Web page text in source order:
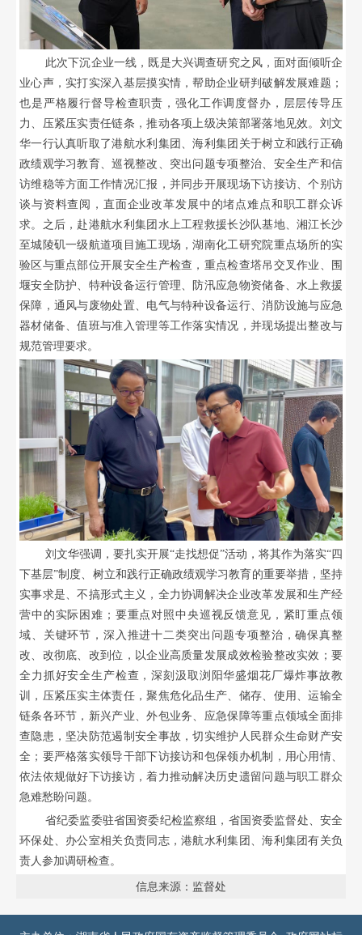
此次下沉企业一线，既是大兴调查研究之风，面对面倾听企
业心声，实打实深入基层摸实情，帮助企业研判破解发展难题；
也是严格履行督导检查职责，强化工作调度督办，层层传导压
力、压紧压实责任链条，推动各项上级决策部署落地见效。刘文
华一行认真听取了港航水利集团、海利集团关于树立和践行正确
政绩观学习教育、巡视整改、突出问题专项整治、安全生产和信
访维稳等方面工作情况汇报，并同步开展现场下访接访、个别访
谈与资料查阅，直面企业改革发展中的堵点难点和职工群众诉
求。之后，赴港航水利集团水上工程救援长沙队基地、湘江长沙
至城陵矶一级航道项目施工现场，湖南化工研究院重点场所的实
验区与重点部位开展安全生产检查，重点检查塔吊交叉作业、围
堰安全防护、特种设备运行管理、防汛应急物资储备、水上救援
保障，通风与废物处置、电气与特种设备运行、消防设施与应急
器材储备、值班与准入管理等工作落实情况，并现场提出整改与
规范管理要求。
刘文华强调，要扎实开展“走找想促”活动，将其作为落实“四
下基层”制度、树立和践行正确政绩观学习教育的重要举措，坚持
实事求是、不搞形式主义，全力协调解决企业改革发展和生产经
营中的实际困难；要重点对照中央巡视反馈意见，紧盯重点领
域、关键环节，深入推进十二类突出问题专项整治，确保真整
改、改彻底、改到位，以企业高质量发展成效检验整改实效；要
全力抓好安全生产检查，深刻汲取浏阳华盛烟花厂爆炸事故教
训，压紧压实主体责任，聚焦危化品生产、储存、使用、运输全
链条各环节，新兴产业、外包业务、应急保障等重点领域全面排
查隐患，坚决防范遏制安全事故，切实维护人民群众生命财产安
全；要严格落实领导干部下访接访和包保领办机制，用心用情、
依法依规做好下访接访，着力推动解决历史遗留问题与职工群众
急难愁盼问题。
省纪委监委驻省国资委纪检监察组，省国资委监督处、安全
环保处、办公室相关负责同志，港航水利集团、海利集团有关负
责人参加调研检查。
信息来源：监督处